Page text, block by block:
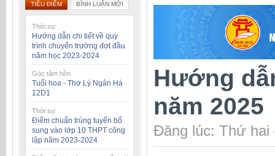
TIÊU ĐIỂM BÌNH LUẬN MỚI
Thời sự
Hướng dẫn chi tiết về quy
trình chuyển trường đợt đầu
năm học 2023-2024
Góc tâm hồn
Tuổi hoa - Thơ Lý Ngân Hà
12D1
Thời sự
Điểm chuẩn trúng tuyển bổ
sung vào lớp 10 THPT công
lập năm 2023-2024
Hướng
năm 2025
Đăng lúc: Thứ hai